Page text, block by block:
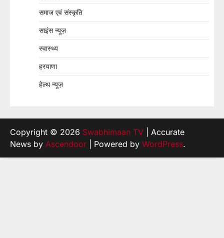
समाज एवं संस्कृति
साइंस न्यूज़
स्वास्थ्य
हरयाणा
हेल्थ न्यूज़
Copyright © 2026 Swabhimaan TV | Accurate
News by Ascendoor | Powered by WordPress.